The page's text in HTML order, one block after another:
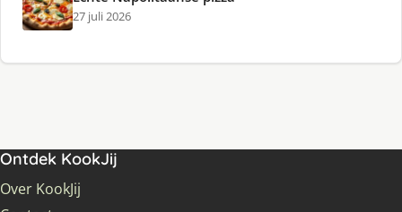
27 juli 2026
Ontdek KookJij
Over KookJij